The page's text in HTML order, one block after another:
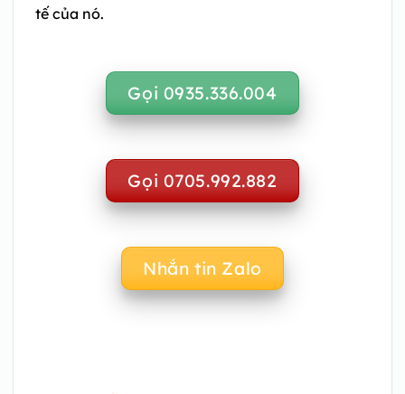
tế của nó.
Gọi 0935.336.004
Gọi 0705.992.882
Nhắn tin Zalo